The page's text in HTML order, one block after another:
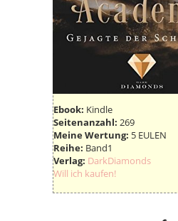
Ebook: Kindle
Seitenanzahl: 269
Meine Wertung: 5 EULEN
Reihe: Band1
Verlag: DarkDiamonds
Will ich kaufen!